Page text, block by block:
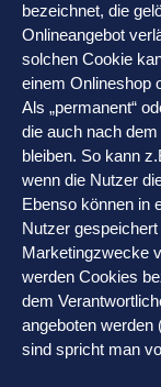
bezeichnet, die
Onlineangebot
solchen Cookie
einem Onlineshop
Als „permanent“
die auch nach
bleiben. So kann
wenn die Nutzer
Ebenso können in
Nutzer
Marketingzwecke
werden Cookies
dem
angeboten werden
sind spricht man